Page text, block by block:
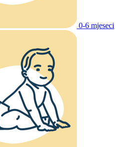
0-6 mjeseci